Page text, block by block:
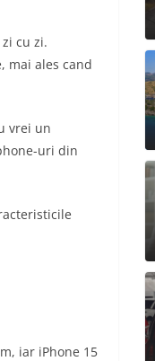
cu zi.
mai ales cand
vrei un
uri din
iar iPhone 15